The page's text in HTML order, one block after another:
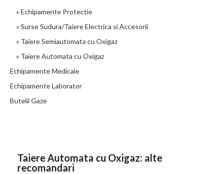
» Echipamente Protectie
» Surse Sudura/Taiere Electrica si Accesorii
» Taiere Semiautomata cu Oxigaz
» Taiere Automata cu Oxigaz
Echipamente Medicale
Echipamente Laborator
Butelii Gaze
Taiere Automata cu Oxigaz: alte
recomandari